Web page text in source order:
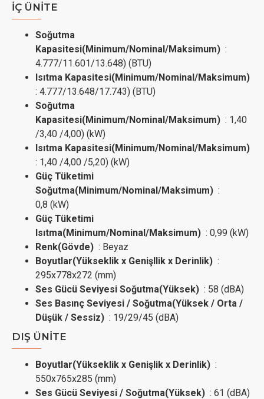
İÇ ÜNİTE
Soğutma
Kapasitesi(Minimum/Nominal/Maksimum) :
4.777/11.601/13.648) (BTU)
Isıtma Kapasitesi(Minimum/Nominal/Maksimum)
: 4.777/13.648/17.743) (BTU)
Soğutma
Kapasitesi(Minimum/Nominal/Maksimum) : 1,40
/3,40 /4,00) (kW)
Isıtma Kapasitesi(Minimum/Nominal/Maksimum)
: 1,40 /4,00 /5,20) (kW)
Güç Tüketimi
Soğutma(Minimum/Nominal/Maksimum) :
0,8 (kW)
Güç Tüketimi
Isıtma(Minimum/Nominal/Maksimum) : 0,99 (kW)
Renk(Gövde) : Beyaz
Boyutlar(Yükseklik x Genişllik x Derinlik) :
295x778x272 (mm)
Ses Gücü Seviyesi Soğutma(Yüksek) : 58 (dBA)
Ses Basınç Seviyesi / Soğutma(Yüksek / Orta /
Düşük / Sessiz) : 19/29/45 (dBA)
DIŞ ÜNİTE
Boyutlar(Yükseklik x Genişlik x Derinlik) :
550x765x285 (mm)
Ses Gücü Seviyesi / Soğutma(Yüksek) : 61 (dBA)